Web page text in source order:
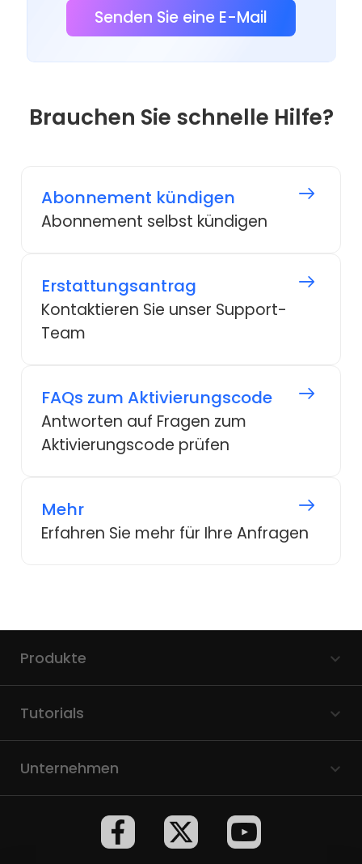
Senden Sie eine E-Mail
Brauchen Sie schnelle Hilfe?
Abonnement kündigen
Abonnement selbst kündigen
Erstattungsantrag
Kontaktieren Sie unser Support-
Team
FAQs zum Aktivierungscode
Antworten auf Fragen zum
Aktivierungscode prüfen
Mehr
Erfahren Sie mehr für Ihre Anfragen
Produkte
Tutorials
Unternehmen